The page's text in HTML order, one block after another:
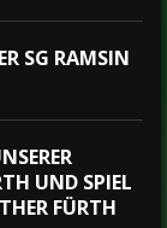
SG RAMSIN
UND SPIEL
FÜRTH